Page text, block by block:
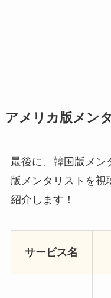
アメリカ版メン
最後に、韓国版メン
版メンタリストを視
紹介します！
サービス名